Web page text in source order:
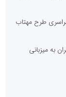
سراسری طرح مهتاب
به میزبانی